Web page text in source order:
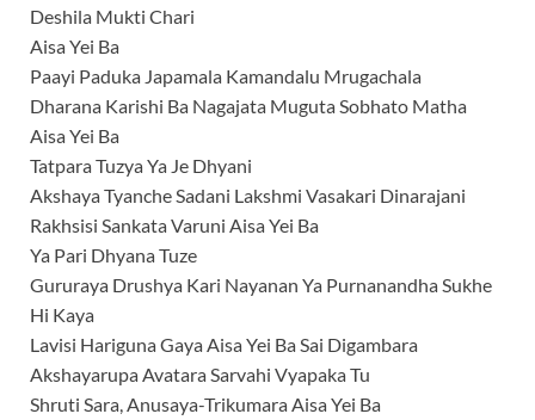
Deshila Mukti Chari
Aisa Yei Ba
Paayi Paduka Japamala Kamandalu Mrugachala
Dharana Karishi Ba Nagajata Muguta Sobhato Matha
Aisa Yei Ba
Tatpara Tuzya Ya Je Dhyani
Akshaya Tyanche Sadani Lakshmi Vasakari Dinarajani
Rakhsisi Sankata Varuni Aisa Yei Ba
Ya Pari Dhyana Tuze
Gururaya Drushya Kari Nayanan Ya Purnanandha Sukhe
Hi Kaya
Lavisi Hariguna Gaya Aisa Yei Ba Sai Digambara
Akshayarupa Avatara Sarvahi Vyapaka Tu
Shruti Sara, Anusaya-Trikumara Aisa Yei Ba